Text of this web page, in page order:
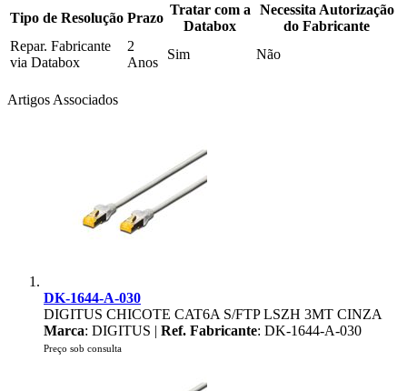
Tipo de Resolução Prazo
Tratar com a
Databox
Necessita Autorização
do Fabricante
Repar. Fabricante
via Databox
2
Anos
Sim Não
Artigos Associados
DK-1644-A-030
DIGITUS CHICOTE CAT6A S/FTP LSZH 3MT CINZA
Marca: DIGITUS | Ref. Fabricante: DK-1644-A-030
Preço sob consulta